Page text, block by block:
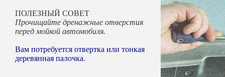
ПОЛЕЗНЫЙ СОВЕТ
Прочищайте дренажные отверстия
перед мойкой автомобиля.
Вам потребуется отвертка или тонкая
деревянная палочка.